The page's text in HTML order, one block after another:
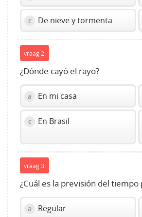
c De nieve y tormenta
vraag 2:
¿Dónde cayó el rayo?
a En mi casa
c En Brasil
vraag 3:
¿Cuál es la previsión del tiempo
a Regular